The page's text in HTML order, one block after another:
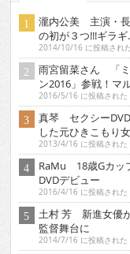
瀧内公美 主演・
の初が３つ!!!ギラギ
2014/10/16 に投稿され
雨宮留菜さん 「
ン2016」参戦！マ
2016/5/16 に投稿された
真琴 セクシー
した元ひきこもり
2013/4/16 に投稿された
RaMu 18歳Gカッ
DVDデビュー
2016/4/16 に投稿された
土村 芳 新進女優
監督舞台に
2014/7/16 に投稿された